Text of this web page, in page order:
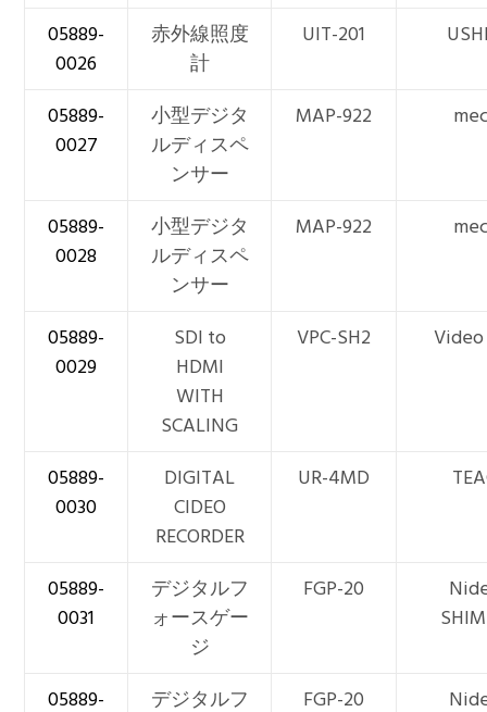
05889-
0026
赤外線照度
計
UIT-201
05889-
0027
小型デジタ
ルディスペ
ンサー
MAP-922
05889-
0028
小型デジタ
ルディスペ
ンサー
MAP-922
05889-
0029
SDI to
HDMI
WITH
SCALING
VPC-SH2
05889-
0030
DIGITAL
CIDEO
RECORDER
UR-4MD
05889-
0031
デジタルフ
ォースゲー
ジ
FGP-20
05889-
デジタルフ
FGP-20